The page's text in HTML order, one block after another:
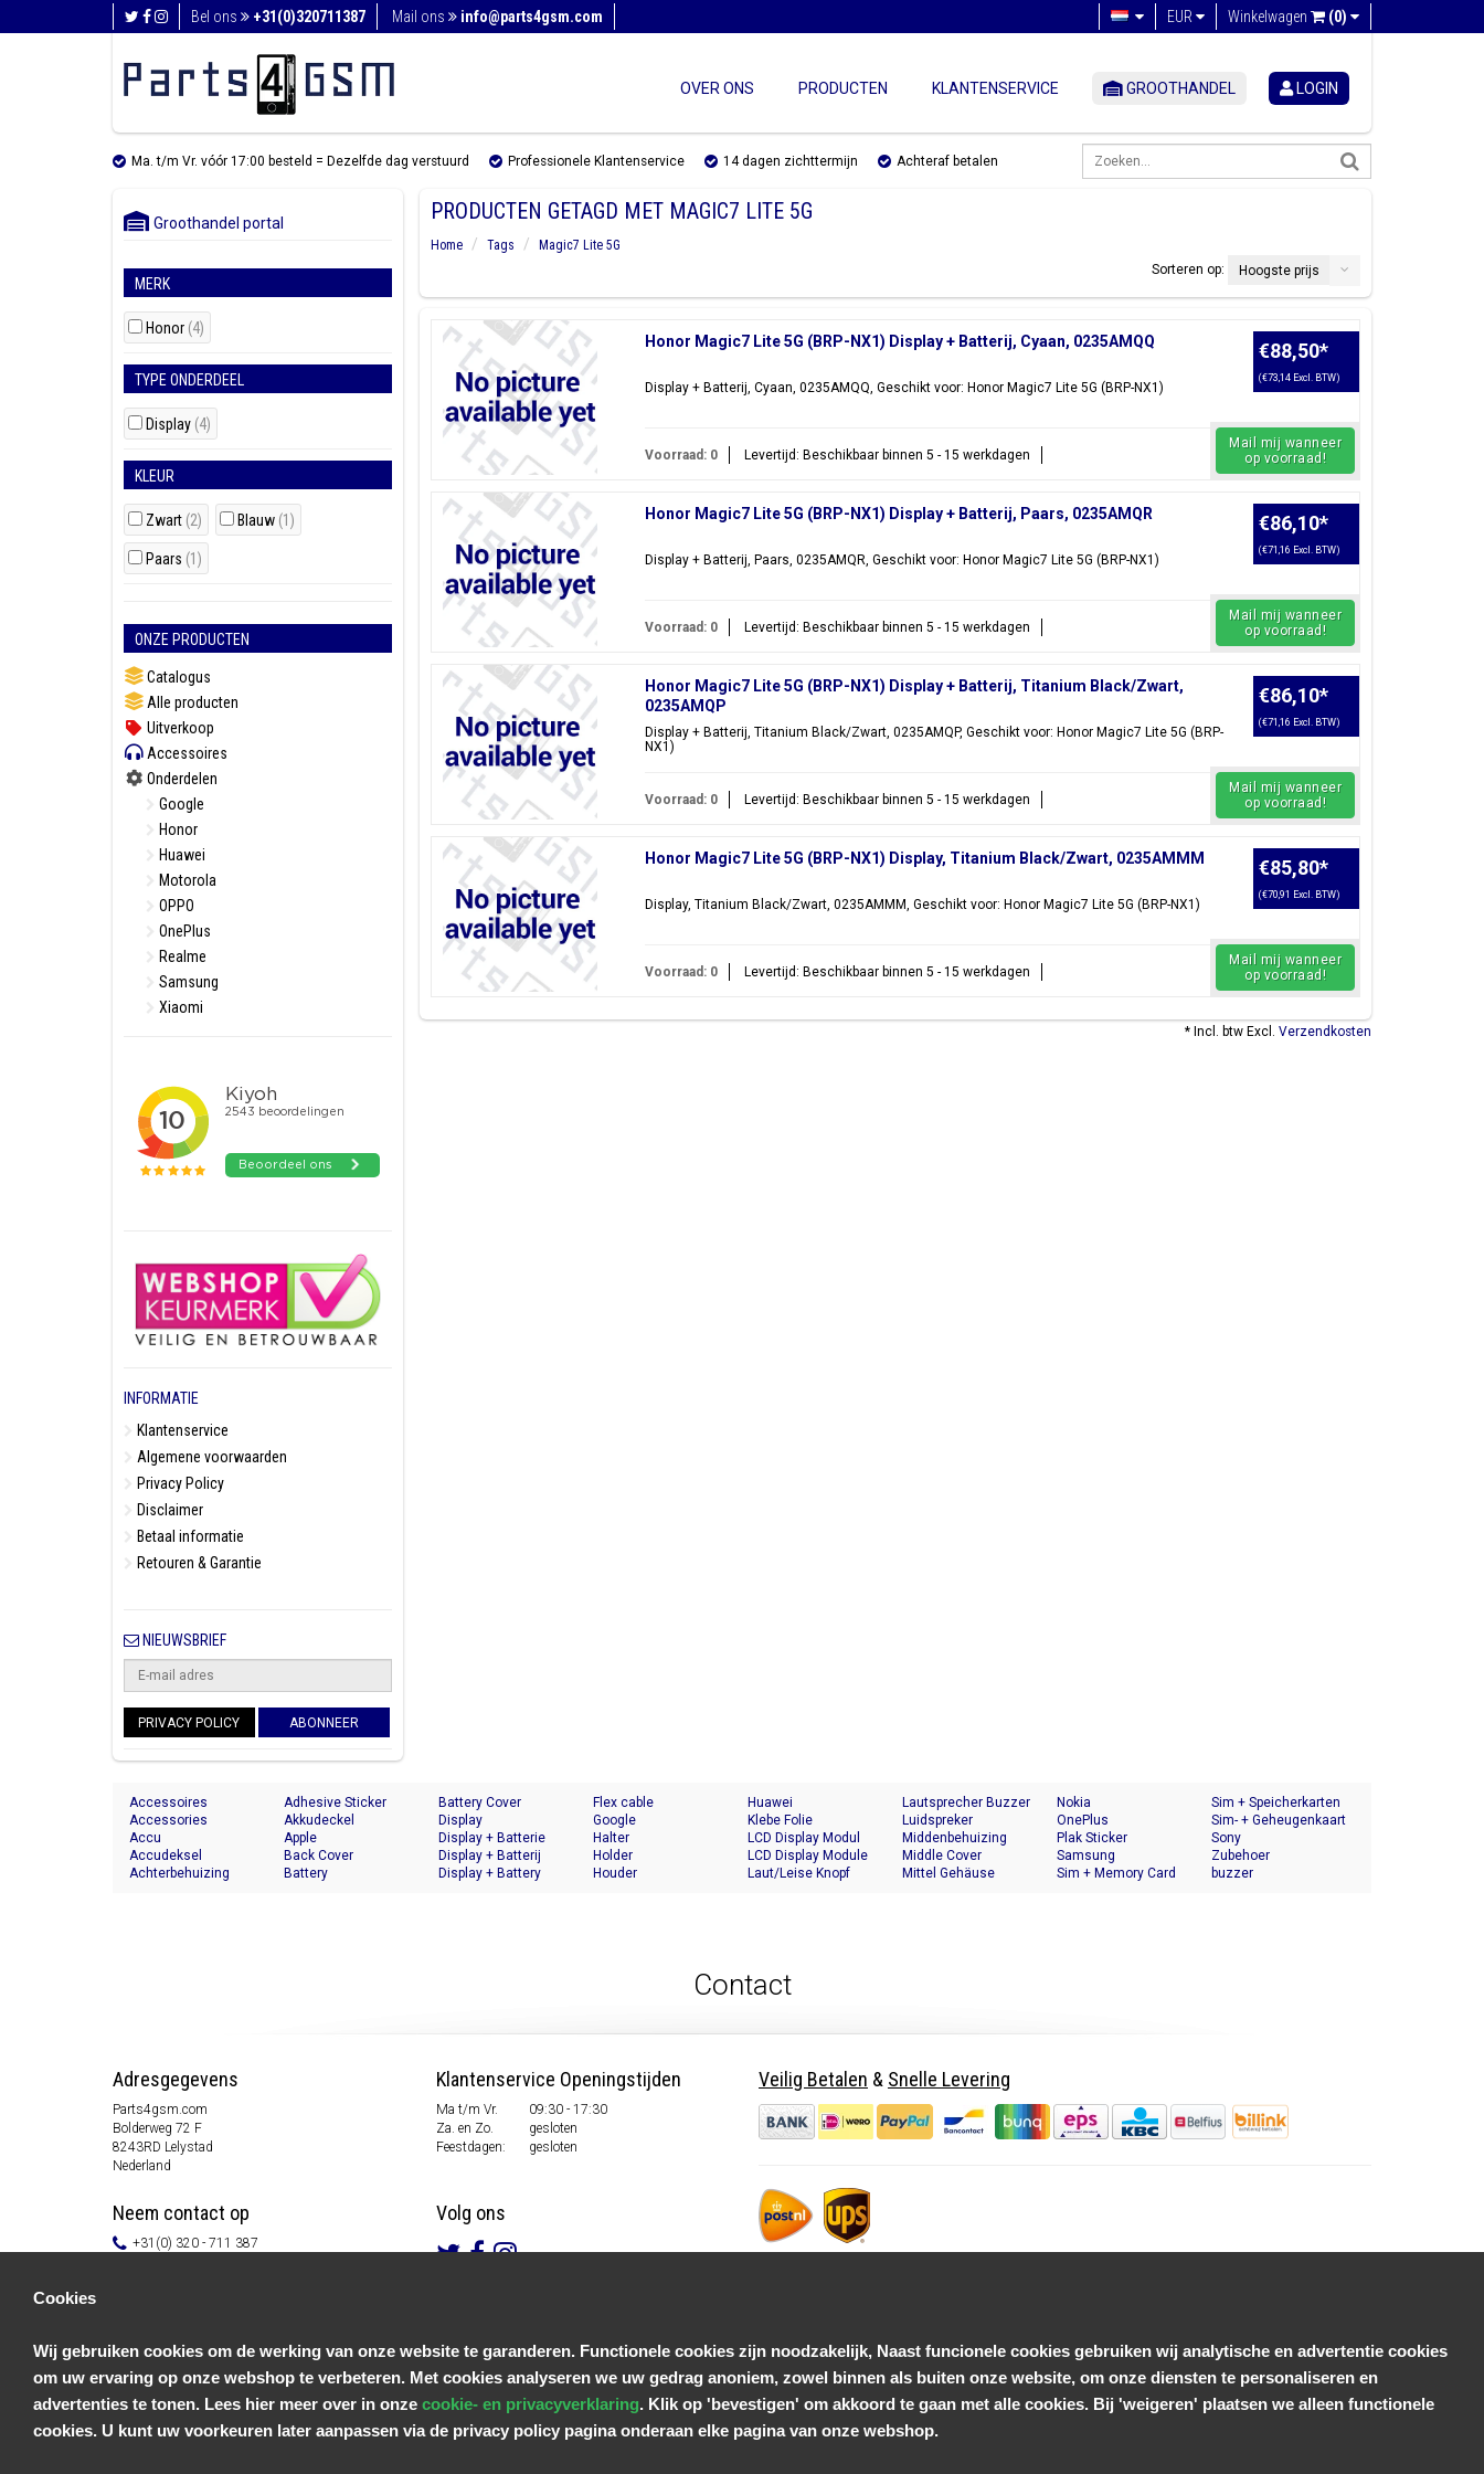
Bel ons +31(0)320711387 Mail ons info@parts4gsm.com Winkelwagen (0)
EUR
OVER ONS PRODUCTEN KLANTENSERVICE GROOTHANDEL LOGIN
Ma. t/m Vr. vóór 17:00 besteld = Dezelfde dag verstuurd Professionele Klantenservice 14 dagen zichttermijn Achteraf betalen
Groothandel portal
MERK
Honor (4)
TYPE ONDERDEEL
Display (4)
KLEUR
Zwart (2) Blauw (1)
Paars (1)
ONZE PRODUCTEN
Catalogus
Alle producten
Uitverkoop
Accessoires
Onderdelen
Google
Honor
Huawei
Motorola
OPPO
OnePlus
Realme
Samsung
Xiaomi
INFORMATIE
Klantenservice
Algemene voorwaarden
Privacy Policy
Disclaimer
Betaal informatie
Retouren & Garantie
NIEUWSBRIEF
PRIVACY POLICY ABONNEER
PRODUCTEN GETAGD MET MAGIC7 LITE 5G
Home Tags
Magic7 Lite 5G
Sorteren op:
Hoogste prijs
Honor Magic7 Lite 5G (BRP-NX1) Display + Batterij, Cyaan, 0235AMQQ
Display + Batterij, Cyaan, 0235AMQQ, Geschikt voor: Honor Magic7 Lite 5G (BRP-NX1)
€88,50*
(€73,14 Excl. BTW)
Voorraad: 0 Levertijd: Beschikbaar binnen 5 - 15 werkdagen
Mail mij wanneer
op voorraad!
Honor Magic7 Lite 5G (BRP-NX1) Display + Batterij, Paars, 0235AMQR
Display + Batterij, Paars, 0235AMQR, Geschikt voor: Honor Magic7 Lite 5G (BRP-NX1)
€86,10*
(€71,16 Excl. BTW)
Voorraad: 0 Levertijd: Beschikbaar binnen 5 - 15 werkdagen
Mail mij wanneer
op voorraad!
Honor Magic7 Lite 5G (BRP-NX1) Display + Batterij, Titanium Black/Zwart,
0235AMQP
Display + Batterij, Titanium Black/Zwart, 0235AMQP, Geschikt voor: Honor Magic7 Lite 5G (BRP-
NX1)
€86,10*
(€71,16 Excl. BTW)
Voorraad: 0 Levertijd: Beschikbaar binnen 5 - 15 werkdagen
Mail mij wanneer
op voorraad!
Honor Magic7 Lite 5G (BRP-NX1) Display, Titanium Black/Zwart, 0235AMMM
Display, Titanium Black/Zwart, 0235AMMM, Geschikt voor: Honor Magic7 Lite 5G (BRP-NX1)
€85,80*
(€70,91 Excl. BTW)
Voorraad: 0 Levertijd: Beschikbaar binnen 5 - 15 werkdagen
Mail mij wanneer
op voorraad!
* Incl. btw Excl. Verzendkosten
Accessoires
Accessories
Accu
Accudeksel
Achterbehuizing
Adhesive Sticker
Akkudeckel
Apple
Back Cover
Battery
Battery Cover
Display
Display + Batterie
Display + Batterij
Display + Battery
Flex cable
Google
Halter
Holder
Houder
Huawei
Klebe Folie
LCD Display Modul
LCD Display Module
Laut/Leise Knopf
Lautsprecher Buzzer
Luidspreker
Middenbehuizing
Middle Cover
Mittel Gehäuse
Nokia
OnePlus
Plak Sticker
Samsung
Sim + Memory Card
Sim + Speicherkarten
Halter
Sim- + Geheugenkaart
Houder
Sony
Zubehoer
buzzer
Contact
Adresgegevens
Parts4gsm.com
Bolderweg 72 F
8243RD Lelystad
Nederland
Neem contact op
+31(0) 320 - 711 387
Klantenservice
Algemene voorwaarden
Privacy Policy
Disclaimer
Betaal informatie
Klantenservice Openingstijden
Ma t/m Vr.
09:30 - 17:30
Za. en Zo.
gesloten
Feestdagen:
gesloten
Volg ons
Veilig Betalen & Snelle Levering
Cookies
Wij gebruiken cookies om de werking van onze website te garanderen. Functionele cookies zijn noodzakelijk, Naast funcionele cookies gebruiken wij analytische en advertentie cookies
om uw ervaring op onze webshop te verbeteren. Met cookies analyseren we uw gedrag anoniem, zowel binnen als buiten onze website, om onze diensten te personaliseren en
advertenties te tonen. Lees hier meer over in onze cookie- en privacyverklaring. Klik op 'bevestigen' om akkoord te gaan met alle cookies. Bij 'weigeren' plaatsen we alleen functionele
cookies. U kunt uw voorkeuren later aanpassen via de privacy policy pagina onderaan elke pagina van onze webshop.